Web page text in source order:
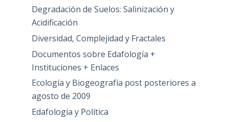
Degradación de Suelos: Salinización y
Acidificación
Diversidad, Complejidad y Fractales
Documentos sobre Edafología +
Instituciones + Enlaces
Ecología y Biogeografía post posteriores a
agosto de 2009
Edafología y Política